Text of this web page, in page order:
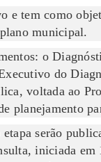
e tem como
municipal.
o
do
voltada ao
planejamento
serão
iniciada em